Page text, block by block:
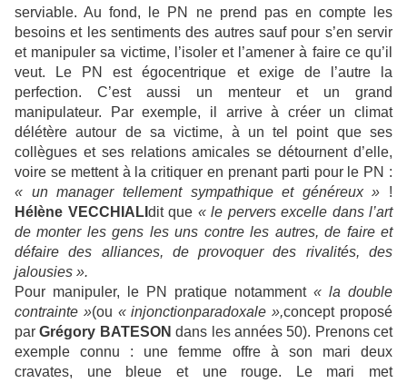
serviable. Au fond, le PN ne prend pas en compte les
besoins et les sentiments des autres sauf pour s’en servir
et manipuler sa victime, l’isoler et l’amener à faire ce qu’il
veut. Le PN est égocentrique et exige de l’autre la
perfection. C’est aussi un menteur et un grand
manipulateur. Par exemple, il arrive à créer un climat
délétère autour de sa victime, à un tel point que ses
collègues et ses relations amicales se détournent d’elle,
voire se mettent à la critiquer en prenant parti pour le PN :
« un manager tellement sympathique et généreux » !
Hélène VECCHIALI dit que « le pervers excelle dans l’art
de monter les gens les uns contre les autres, de faire et
défaire des alliances, de provoquer des rivalités, des
jalousies ».
Pour manipuler, le PN pratique notamment « la double
contrainte »(ou « injonctionparadoxale »,concept proposé
par Grégory BATESON dans les années 50). Prenons cet
exemple connu : une femme offre à son mari deux
cravates, une bleue et une rouge. Le mari met